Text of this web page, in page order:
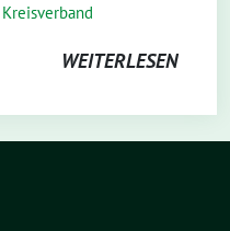
Kreisverband
WEITERLESEN